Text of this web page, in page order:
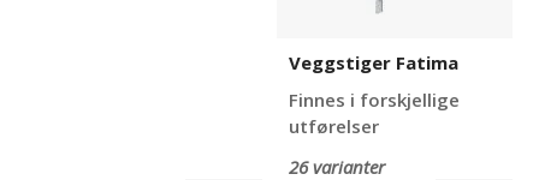
Veggstiger Fatima
Finnes i forskjellige
utførelser
26 varianter